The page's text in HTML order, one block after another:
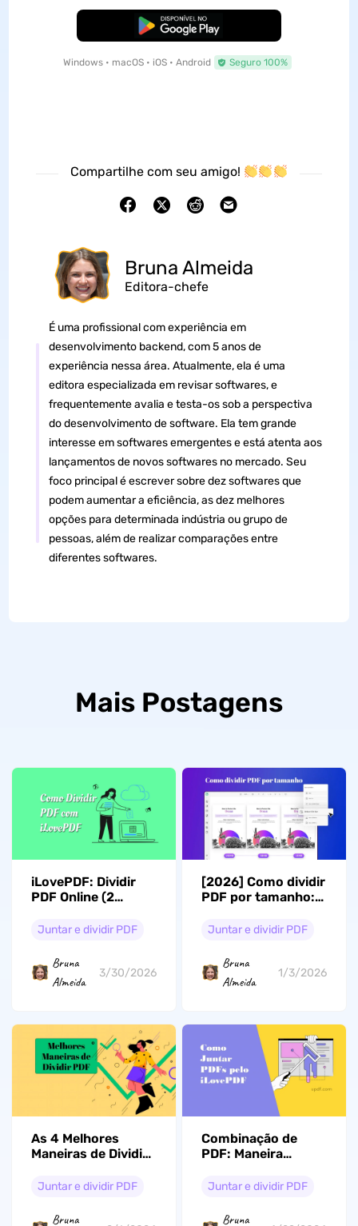
Baixar Grátis
Windows • macOS • iOS • Android Seguro 100%
Compartilhe com seu amigo!
Bruna Almeida
Editora-chefe
É uma profissional com experiência em
desenvolvimento backend, com 5 anos de
experiência nessa área. Atualmente, ela é uma
editora especializada em revisar softwares, e
frequentemente avalia e testa-os sob a perspectiva
do desenvolvimento de software. Ela tem grande
interesse em softwares emergentes e está atenta aos
lançamentos de novos softwares no mercado. Seu
foco principal é escrever sobre dez softwares que
podem aumentar a eficiência, as dez melhores
opções para determinada indústria ou grupo de
pessoas, além de realizar comparações entre
diferentes softwares.
Mais Postagens
iLovePDF: Dividir
PDF Online (2
Juntar e dividir PDF
Bruna
Almeida
3/30/2026
[2026] Como dividir
PDF por tamanho: 3
e suas soluções
Juntar e dividir PDF
Bruna
Almeida
1/3/2026
As 4 Melhores
Maneiras de Dividir
Juntar e dividir PDF
Bruna
Combinação de
PDF: Maneira
PDF pelo iLovePDF
Juntar e dividir PDF
Bruna